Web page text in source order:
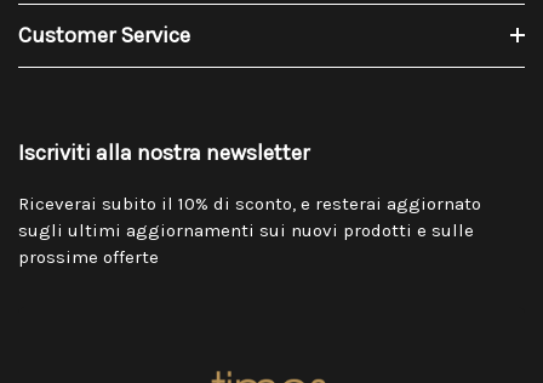
Customer Service
Iscriviti alla nostra newsletter
Riceverai subito il 10% di sconto, e resterai aggiornato
sugli ultimi aggiornamenti sui nuovi prodotti e sulle
prossime offerte